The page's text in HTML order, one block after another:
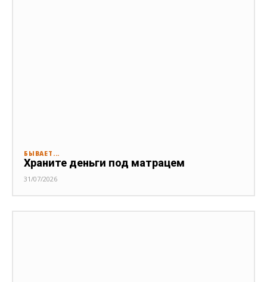
БЫВАЕТ...
Храните деньги под матрацем
31/07/2026